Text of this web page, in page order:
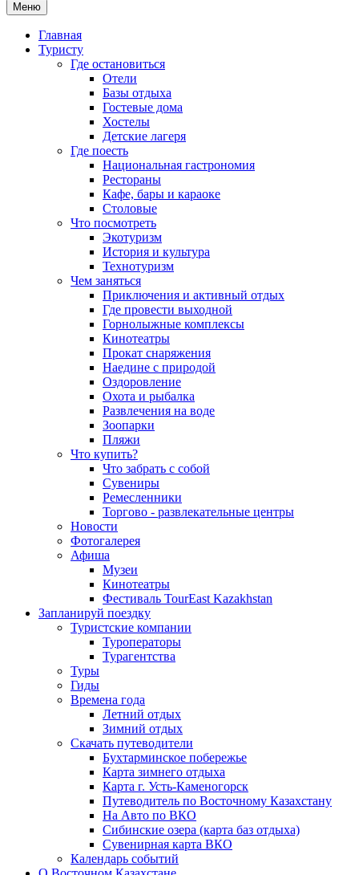
Меню
Главная
Туристу
Где остановиться
Отели
Базы отдыха
Гостевые дома
Хостелы
Детские лагеря
Где поесть
Национальная гастрономия
Рестораны
Кафе, бары и караоке
Столовые
Что посмотреть
Экотуризм
История и культура
Технотуризм
Чем заняться
Приключения и активный отдых
Где провести выходной
Горнолыжные комплексы
Кинотеатры
Прокат снаряжения
Наедине с природой
Оздоровление
Охота и рыбалка
Развлечения на воде
Зоопарки
Пляжи
Что купить?
Что забрать с собой
Сувениры
Ремесленники
Торгово - развлекательные центры
Новости
Фотогалерея
Афиша
Музеи
Кинотеатры
Фестиваль TourEast Kazakhstan
Запланируй поездку
Туристские компании
Туроператоры
Турагентства
Туры
Гиды
Времена года
Летний отдых
Зимний отдых
Скачать путеводители
Бухтарминское побережье
Карта зимнего отдыха
Карта г. Усть-Каменогорск
Путеводитель по Восточному Казахстану
На Авто по ВКО
Сибинские озера (карта баз отдыха)
Сувенирная карта ВКО
Календарь событий